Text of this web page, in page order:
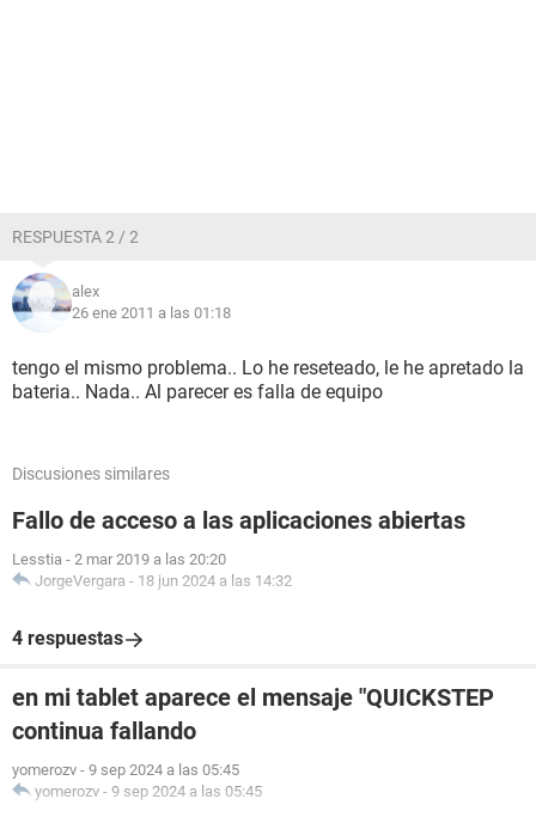
RESPUESTA 2 / 2
alex
26 ene 2011 a las 01:18
tengo el mismo problema.. Lo he reseteado, le he apretado la
bateria.. Nada.. Al parecer es falla de equipo
Discusiones similares
Fallo de acceso a las aplicaciones abiertas
Lesstia - 2 mar 2019 a las 20:20
JorgeVergara - 18 jun 2024 a las 14:32
4 respuestas
en mi tablet aparece el mensaje "QUICKSTEP
continua fallando
yomerozv - 9 sep 2024 a las 05:45
yomerozv - 9 sep 2024 a las 05:45